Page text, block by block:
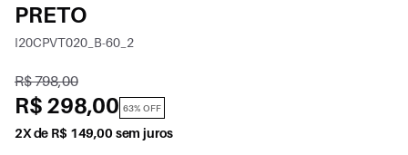
PRETO
I20CPVT020_B-60_2
R$ 798,00
R$ 298,00 63% OFF
2X de R$ 149,00 sem juros